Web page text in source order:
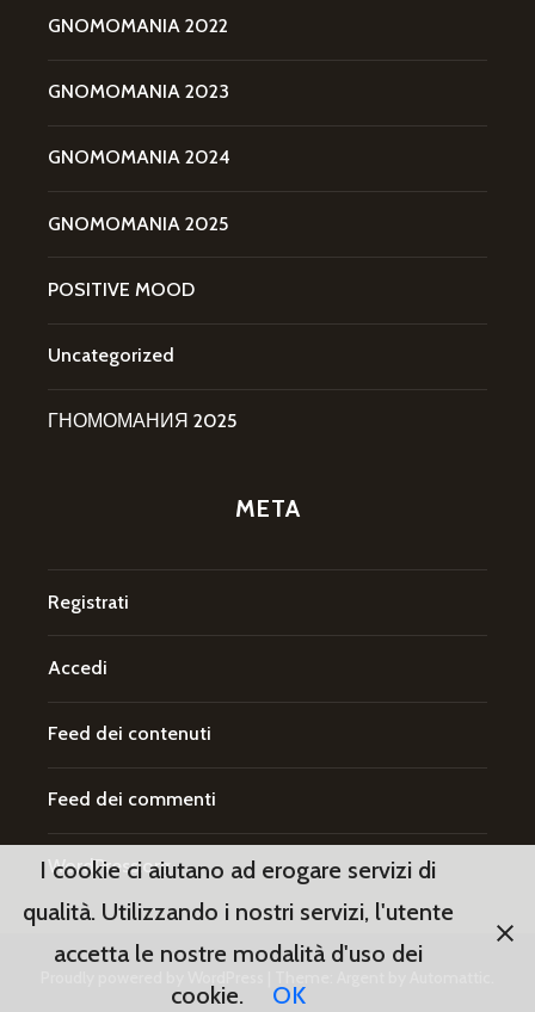
GNOMOMANIA 2022
GNOMOMANIA 2023
GNOMOMANIA 2024
GNOMOMANIA 2025
POSITIVE MOOD
Uncategorized
ГНОМОМАНИЯ 2025
META
Registrati
Accedi
Feed dei contenuti
Feed dei commenti
WordPress.org
I cookie ci aiutano ad erogare servizi di
qualità. Utilizzando i nostri servizi, l'utente
accetta le nostre modalità d'uso dei
cookie.
OK